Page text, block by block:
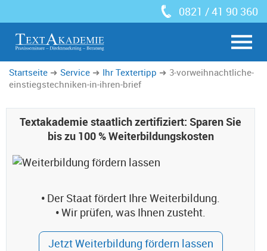
0821 / 41 90 360
Startseite Service Ihr Textertipp
3-vorweihnachtliche-
einstiegstechniken-in-ihren-brief
Textakademie staatlich zertifiziert: Sparen Sie
bis zu 100 % Weiterbildungskosten
• Der Staat fördert Ihre Weiterbildung.
•Wir prüfen, was Ihnen zusteht.
Jetzt Weiterbildung fördern lassen